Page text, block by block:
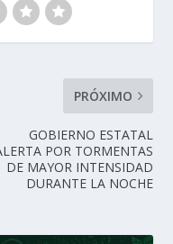
PRÓXIMO
GOBIERNO ESTATAL
POR TORMENTAS
DE MAYOR INTENSIDAD
DURANTE LA NOCHE